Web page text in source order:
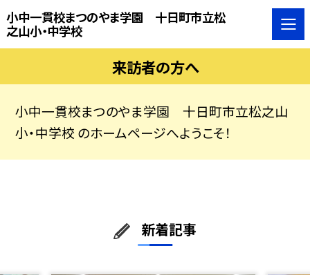
小中一貫校まつのやま学園 十日町市立松
之山小・中学校
来訪者の方へ
小中一貫校まつのやま学園 十日町市立松之山
小・中学校 のホームページへようこそ！
新着記事